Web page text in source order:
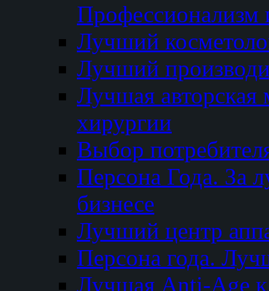
Профессионализм
Лучший
Лучший
Лучшая авторская
хирургии
Выбор
Персона Года. За
бизнесе
Лучший центр
Персона года.
Лучшая Anti-Age